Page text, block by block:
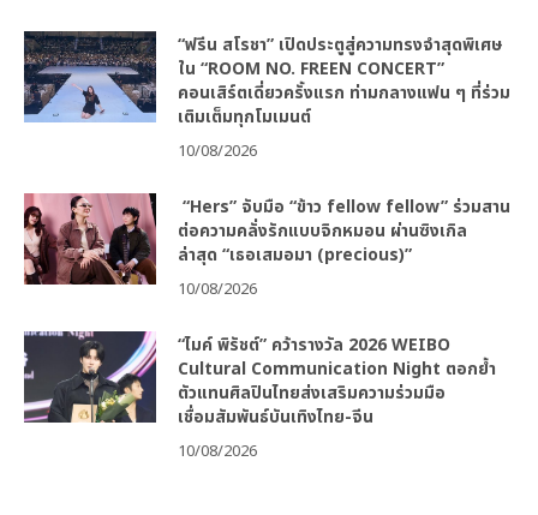
“ฟรีน สโรชา” เปิดประตูสู่ความทรงจำสุดพิเศษ
ใน “ROOM NO. FREEN CONCERT”
คอนเสิร์ตเดี่ยวครั้งแรก ท่ามกลางแฟน ๆ ที่ร่วม
เติมเต็มทุกโมเมนต์
10/08/2026
“Hers” จับมือ “ข้าว fellow fellow” ร่วมสาน
ต่อความคลั่งรักแบบจิกหมอน ผ่านซิงเกิล
ล่าสุด “เธอเสมอมา (precious)”
10/08/2026
“ไมค์ พิรัชต์” คว้ารางวัล 2026 WEIBO
Cultural Communication Night ตอกย้ำ
ตัวแทนศิลปินไทยส่งเสริมความร่วมมือ
เชื่อมสัมพันธ์บันเทิงไทย-จีน
10/08/2026